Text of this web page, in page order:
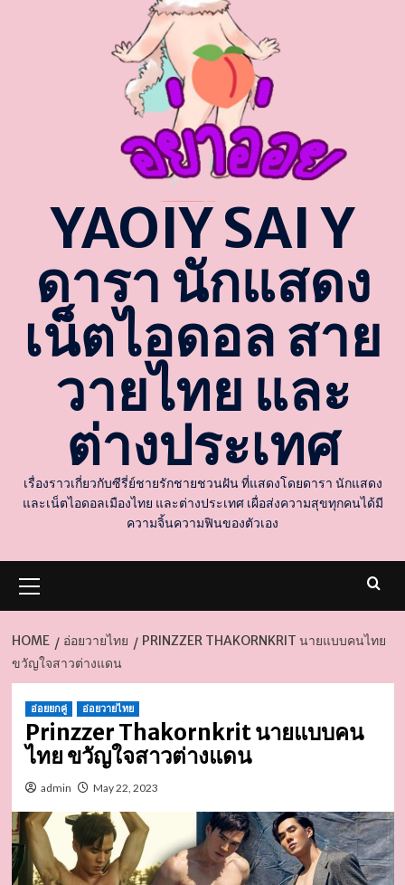
YAOIY SAI Y
ดารา นักแสดง
เน็ตไอดอล สาย
วายไทย และ
ต่างประเทศ
เรื่องราวเกี่ยวกับซีรี่ย์ชายรักชายชวนฝัน ที่แสดงโดยดารา นักแสดง
และเน็ตไอดอลเมืองไทย และต่างประเทศ เผื่อส่งความสุขทุกคนได้มี
ความจิ้นความฟินของตัวเอง
Menu
HOME อ่อยวายไทย
PRINZZER THAKORNKRIT นายแบบคนไทย
ขวัญใจสาวต่างแดน
อ่อยยกคู่ อ่อยวายไทย
Prinzzer Thakornkrit นายแบบคน
ไทย ขวัญใจสาวต่างแดน
admin May 22, 2023